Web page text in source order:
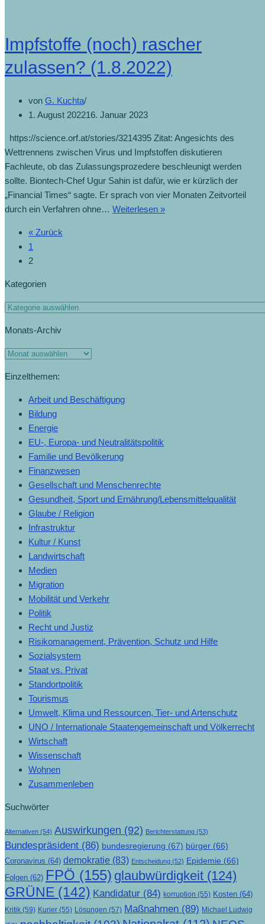
Impfstoffe (noch) rascher
zulassen? (1.8.2022)
von G. Kuchta
1. August 202216. Januar 2023
https://science.orf.at/stories/3214395 Zitat: Angesichts des
Wettrennens zwischen Virus und Impfstoffen diskutieren
Fachleute, ob das Zulassungsprozedere beschleunigt werden
sollte. Biontech-Chef Ugur Sahin ist dafür, wie er kürzlich der
„Financial Times“ sagte. Er sprach von vier Monaten Zeitvorteil
durch ein Verfahren ohne… Weiterlesen »
« Zurück
1
2
Kategorien
Monats-Archiv
Einzelthemen:
Arbeit und Beschäftigung
Bildung
Energie
EU-, Europa- und Neutralitätspolitik
Familie und Bevölkerung
Finanzwesen
Gesellschaft und Menschenrechte
Gesundheit, Sport und Ernährung/Lebensmittelqualität
Glaube / Religion
Infrastruktur
Kultur / Kunst
Landwirtschaft
Medien
Migration
Mobilität und Verkehr
Politik
Recht und Justiz
Risikomanagement, Prävention, Schutz und Hilfe
Sozialsystem
Staat vs. Privat
Standortpolitik
Tourismus
Umwelt, Klima und Ressourcen, Tier- und Artenschutz
UNO / Internationale Staatengemeinschaft und Völkerrecht
Wirtschaft
Wissenschaft
Wohnen
Zusammenleben
Suchwörter
Alternativen (54) Auswirkungen (92) Berichterstattung (53)
Bundespräsident (86) bundesregierung (67) bürger (66)
Coronavirus (64) demokratie (83) Entscheidung (52) Epidemie (66)
Folgen (62) FPÖ (155) glaubwürdigkeit (124)
GRÜNE (142) Kandidatur (84) korruption (55) Kosten (64)
Kritik (59) Kurier (55) Lösungen (57) Maßnahmen (89) Michael Ludwig